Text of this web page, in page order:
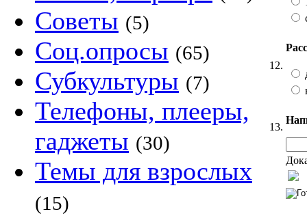
Советы (5)
Соц.опросы (65)
Субкультуры (7)
Телефоны, плееры,
гаджеты (30)
Темы для взрослых
(15)
12.
13.